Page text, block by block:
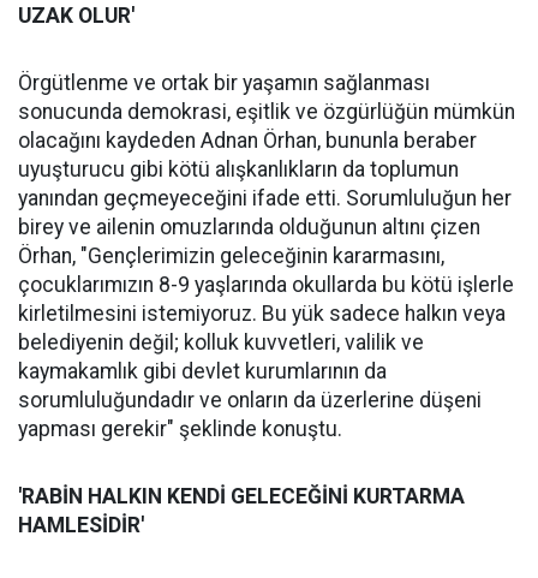
UZAK OLUR'
Örgütlenme ve ortak bir yaşamın sağlanması
sonucunda demokrasi, eşitlik ve özgürlüğün mümkün
olacağını kaydeden Adnan Örhan, bununla beraber
uyuşturucu gibi kötü alışkanlıkların da toplumun
yanından geçmeyeceğini ifade etti. Sorumluluğun her
birey ve ailenin omuzlarında olduğunun altını çizen
Örhan, "Gençlerimizin geleceğinin kararmasını,
çocuklarımızın 8-9 yaşlarında okullarda bu kötü işlerle
kirletilmesini istemiyoruz. Bu yük sadece halkın veya
belediyenin değil; kolluk kuvvetleri, valilik ve
kaymakamlık gibi devlet kurumlarının da
sorumluluğundadır ve onların da üzerlerine düşeni
yapması gerekir" şeklinde konuştu.
'RABİN HALKIN KENDİ GELECEĞİNİ KURTARMA
HAMLESİDİR'